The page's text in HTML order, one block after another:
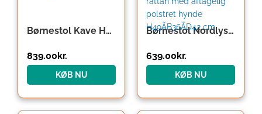
Børnestol Kave Home Marzieh i naturfarvet rattan – håndlavet 100% naturlige fibre
839.00 kr.
KØB NU
Børnestol Nordlys Furniture Pulau i håndflettet natur-rattan med aftagelig polstret hynde H49ÃB36ÃD42 cm
639.00 kr.
KØB NU